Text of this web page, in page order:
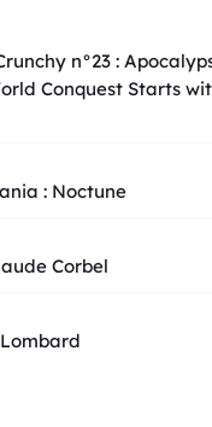
n°23 :
Conquest Starts
: Noctune
Corbel